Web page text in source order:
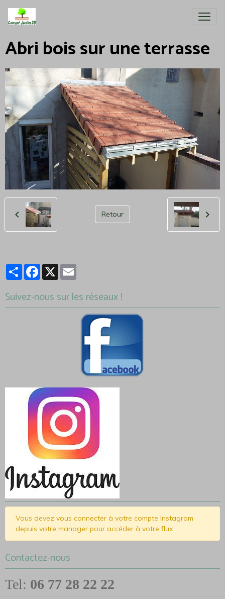
Abri bois sur une terrasse
Retour
PartagerFacebook
X
Suivez-nous sur les réseaux !
Vous devez vous connecter à votre compte Instagram
depuis votre manager pour accéder à votre flux
Contactez-nous
Tel: 06 77 28 22 22